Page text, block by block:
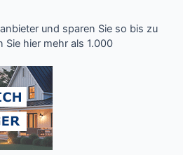
und sparen Sie so bis zu
Sie hier mehr als 1.000